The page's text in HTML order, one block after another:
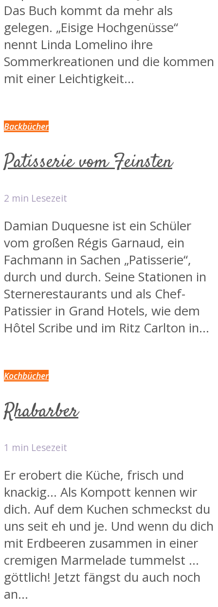
Das Buch kommt da mehr als
gelegen. „Eisige Hochgenüsse“
nennt Linda Lomelino ihre
Sommerkreationen und die kommen
mit einer Leichtigkeit...
Backbücher
Patisserie vom Feinsten
2 min Lesezeit
Damian Duquesne ist ein Schüler
vom großen Régis Garnaud, ein
Fachmann in Sachen „Patisserie“,
durch und durch. Seine Stationen in
Sternerestaurants und als Chef-
Patissier in Grand Hotels, wie dem
Hôtel Scribe und im Ritz Carlton in...
Kochbücher
Rhabarber
1 min Lesezeit
Er erobert die Küche, frisch und
knackig… Als Kompott kennen wir
dich. Auf dem Kuchen schmeckst du
uns seit eh und je. Und wenn du dich
mit Erdbeeren zusammen in einer
cremigen Marmelade tummelst …
göttlich! Jetzt fängst du auch noch
an...